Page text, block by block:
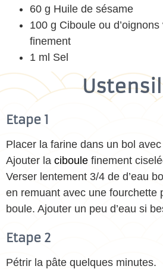
60 g Huile de sésame
100 g Ciboule ou
finement
1 ml Sel
Etape 1
Placer la farine dans un bol avec
Ajouter la ciboule finement
Verser lentement 3/4 de d’eau
en remuant avec une fourchette
boule. Ajouter un peu d’eau si
Etape 2
Pétrir la pâte quelques minutes.